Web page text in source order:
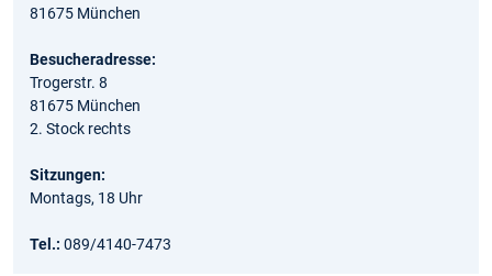
81675 München
Besucheradresse:
Trogerstr. 8
81675 München
2. Stock rechts
Sitzungen:
Montags, 18 Uhr
Tel.: 089/4140-7473